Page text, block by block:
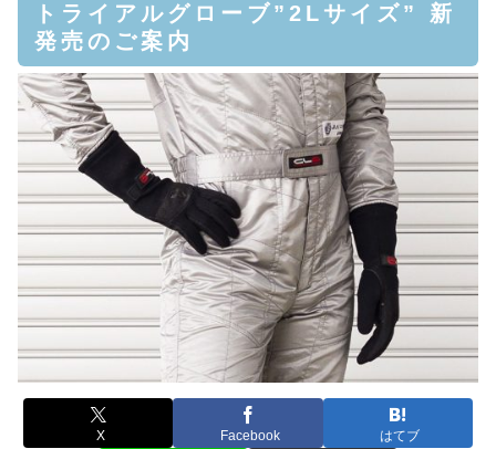
トライアルグローブ”2Lサイズ” 新
発売のご案内
X Facebook はてブ